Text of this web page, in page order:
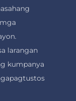
larangan
kumpanya